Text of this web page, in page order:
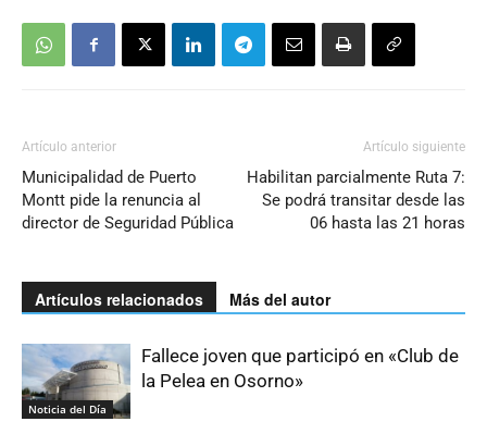
Artículo anterior
Municipalidad de Puerto
Montt pide la renuncia al
director de Seguridad Pública
Artículo siguiente
Habilitan parcialmente Ruta 7:
Se podrá transitar desde las
06 hasta las 21 horas
Artículos relacionados Más del autor
Noticia del Día
Fallece joven que participó en «Club de
la Pelea en Osorno»